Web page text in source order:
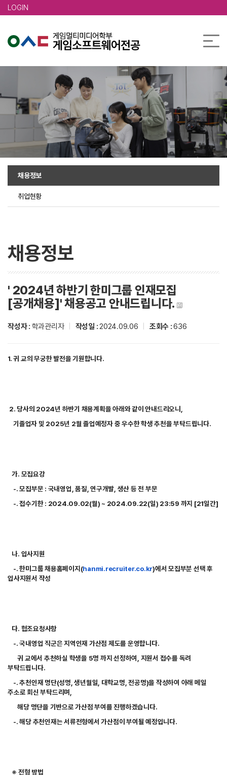
LOGIN
채용정보
취업현황
채용정보
' 2024년 하반기 한미그룹 인재모집
[공개채용]' 채용공고 안내드립니다.
작성자 : 학과관리자 작성일 :2024.09.06 조회수 :636
1. 귀 교의 무궁한 발전을 기원합니다.
2. 당사의 2024년 하반기 채용계획을 아래와 같이 안내드리오니,
기졸업자 및 2025년 2월 졸업예정자 중 우수한 학생 추천을 부탁드립니다.
가. 모집요강
-. 모집부문 : 국내영업, 품질, 연구개발, 생산 등 전 부문
-. 접수기한 : 2024.09.02(월) ~ 2024.09.22(일) 23:59 까지 [21일간]
나. 입사지원
-. 한미그룹 채용홈페이지(hanmi.recruiter.co.kr)에서 모집부분 선택 후
입사지원서 작성
다. 협조요청사항
-. 국내영업 직군은 지역인재 가산점 제도를 운영합니다.
귀 교에서 추천하실 학생을 5명 까지 선정하여, 지원서 접수를 독려
부탁드립니다.
-. 추천인재 명단(성명, 생년월일, 대학교명, 전공명)을 작성하여 아래 메일
주소로회신 부탁드리며,
해당 명단을 기반으로 가산점 부여를 진행하겠습니다.
-. 해당 추천인재는 서류전형에서 가산점이 부여될 예정입니다.
※ 전형 방법